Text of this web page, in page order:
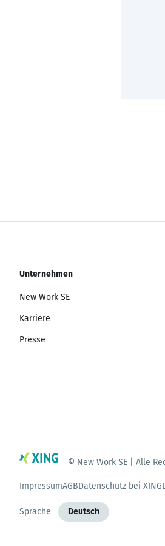
Unternehmen
New Work SE
Karriere
Presse
© New Work SE | Alle
ImpressumAGBDatenschutz bei XING
Sprache Deutsch